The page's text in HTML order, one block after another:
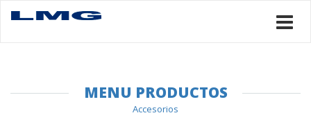
MENU PRODUCTOS
Accesorios